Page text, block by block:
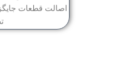
اصالت قطعات